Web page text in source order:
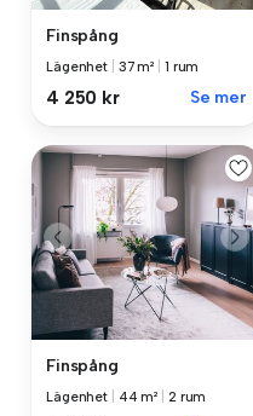
Finspång
Lägenhet 37 m² 1 rum
4 250 kr Se mer
Finspång
Lägenhet 44 m² 2 rum